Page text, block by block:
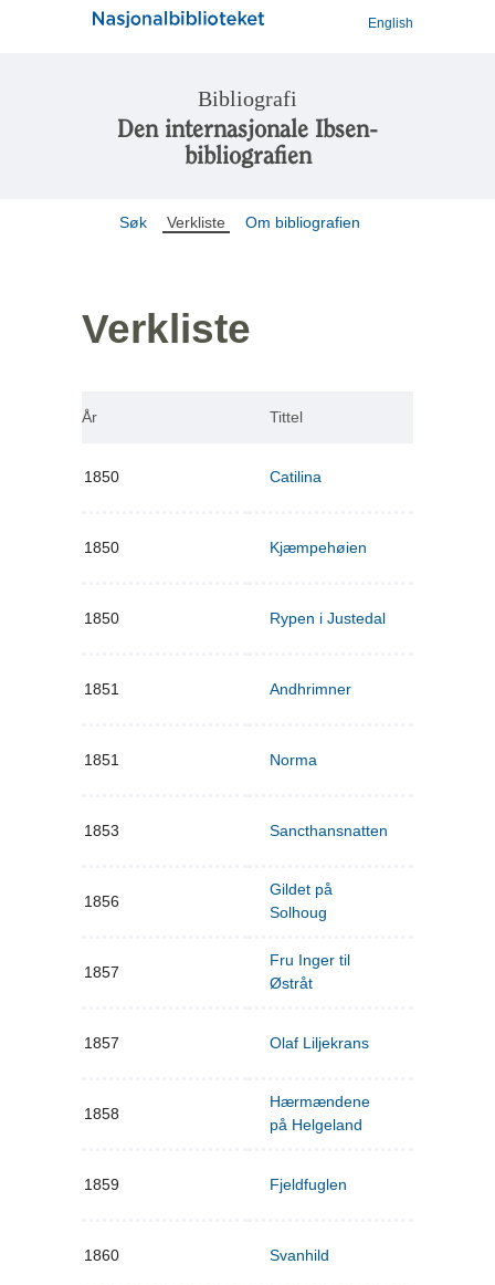
English
Bibliografi
Den internasjonale Ibsen-
bibliografien
Søk Verkliste Om bibliografien
Verkliste
År Tittel
1850 Catilina
1850 Kjæmpehøien
1850 Rypen i Justedal
1851 Andhrimner
1851 Norma
1853 Sancthansnatten
1856
Gildet på
Solhoug
1857
Fru Inger til
Østråt
1857 Olaf Liljekrans
1858
Hærmændene
på Helgeland
1859 Fjeldfuglen
1860 Svanhild